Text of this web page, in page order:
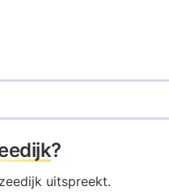
?
uitspreekt.